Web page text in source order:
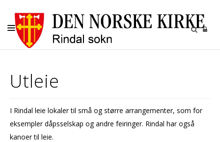
KIRKENE
RINDAL SOKN
Utleie
I Rindal leie lokaler til små og større arrangementer, som for
eksempler dåpsselskap og andre feiringer. Rindal har også
kanoer til leie.